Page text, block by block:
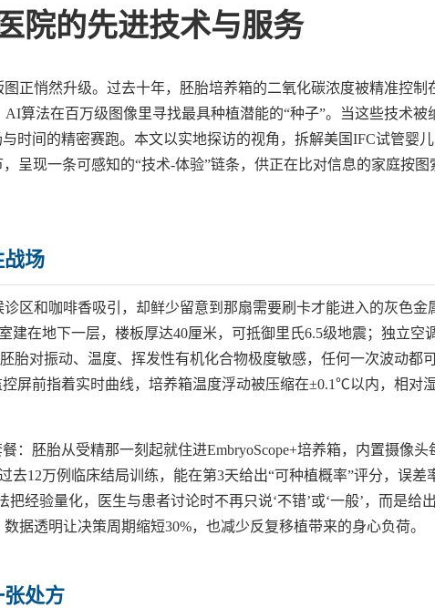
院的先进技术与服务
正悄然升级。过去十年，胚胎培养箱的二氧化碳浓度被精准控制
算法在百万级图像里寻找最具种植潜能的“种子”。当这些技术被
时间的精密赛跑。本文以实地探访的视角，拆解美国IFC试管婴
呈现一条可感知的“技术-体验”链条，供正在比对信息的家庭按图
战场
区和咖啡香吸引，却鲜少留意到那扇需要刷卡才能进入的灰色金
在地下一层，楼板厚达40厘米，可抵御里氏6.5级地震；独立空
胎对振动、温度、挥发性有机化合物极度敏感，任何一次波动都
控屏前指着实时曲线，培养箱温度浮动被压缩在±0.1℃以内，相对
：胚胎从受精那一刻起就住进EmbryoScope+培养箱，内置摄像头
去12万例临床结局训练，能在第3天给出“可种植概率”评分，误差
经验量化，医生与患者讨论时不再只说‘不错’或‘一般’，而是给出
据透明让决策周期缩短30%，也减少反复移植带来的身心负荷。
处方